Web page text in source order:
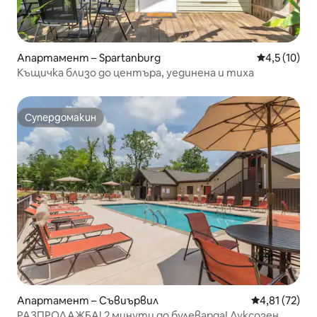
Апартамент – Spartanburg Средна
4,5 (10)
Къщичка близо до центъра, уединена и тиха
Супердомакин
Супердомакин
Апартамент – Съвиървил Средна
4,81 (72)